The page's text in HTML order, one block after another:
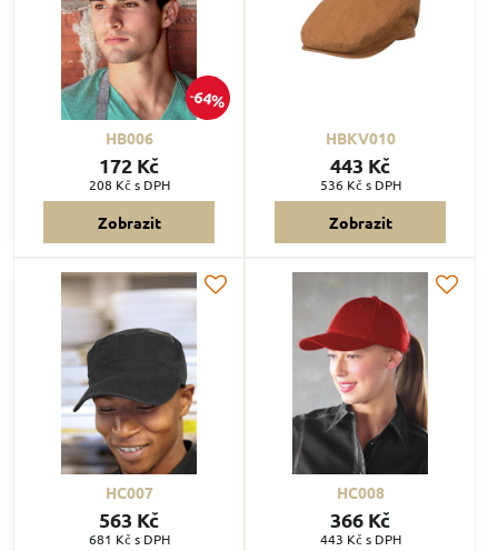
64%
HB006
172 Kč
208 Kč s DPH
Zobrazit
HBKV010
443 Kč
536 Kč s DPH
Zobrazit
HC007
563 Kč
681 Kč s DPH
HC008
366 Kč
443 Kč s DPH